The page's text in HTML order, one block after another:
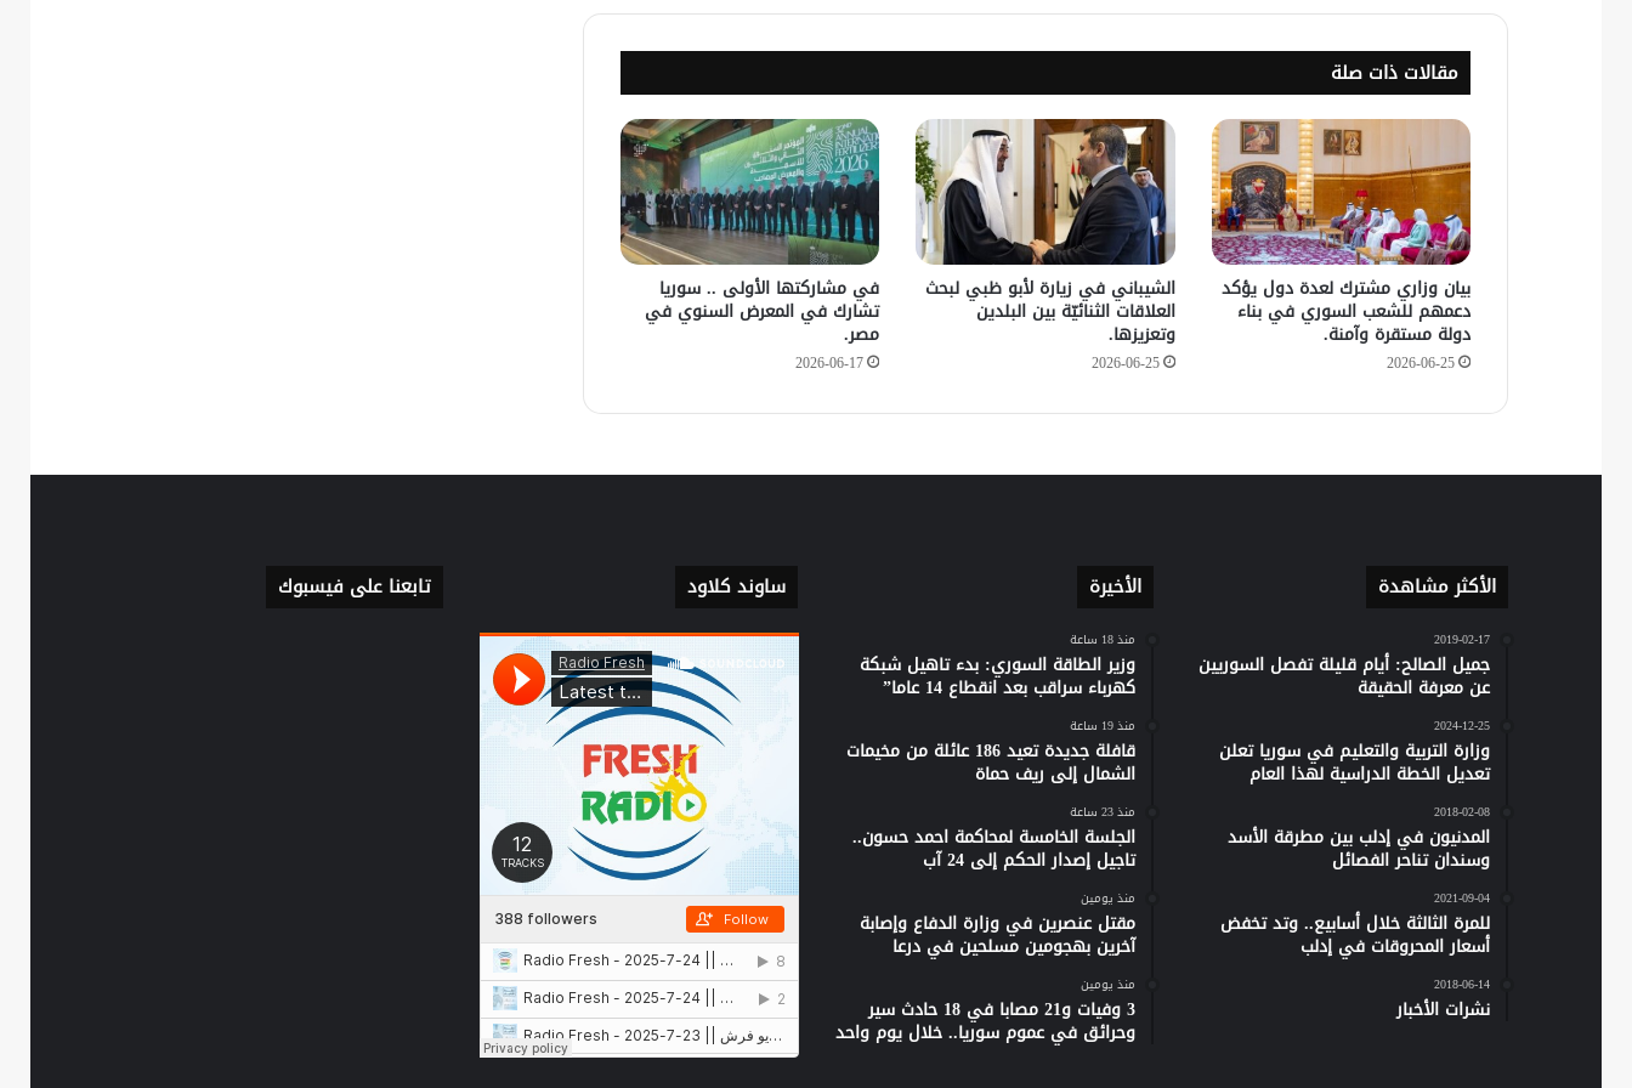
مصدر أمني: التحقيق مستمر في وفاة
سليمان عبد الباقي مدير أمن السويداء
يكشف سبب انفجار مركبة على طريق
دمشق
في زيارته الأولى .. الرئيس الفرنسي
يصل إلى سوريا.
مقالات ذات صلة
بيان وزاري مشترك لعدة دول يؤكد
دعمهم للشعب السوري في بناء
دولة مستقرة وآمنة.
2026-06-25
الشيباني في زيارة لأبو ظبي لبحث
العلاقات الثنائيّة بين البلدين
وتعزيزها.
2026-06-25
في مشاركتها الأولى .. سوريا
تشارك في المعرض السنوي في
مصر.
2026-06-17
الأكثر مشاهدة
2019-02-17
جميل الصالح: أيام قليلة تفصل السوريين
عن معرفة الحقيقة
2024-12-25
وزارة التربية والتعليم في سوريا تعلن
تعديل الخطة الدراسية لهذا العام
2018-02-08
المدنيون في إدلب بين مطرقة الأسد
وسندان تناحر الفصائل
2021-09-04
للمرة الثالثة خلال أسابيع.. وتد تخفض
أسعار المحروقات في إدلب
2018-06-14
نشرات الأخبار
الأخيرة
منذ 18 ساعة
وزير الطاقة السوري: بدء تاهيل شبكة
كهرباء سراقب بعد انقطاع 14 عاما”
منذ 19 ساعة
قافلة جديدة تعيد 186 عائلة من مخيمات
الشمال إلى ريف حماة
منذ 23 ساعة
الجلسة الخامسة لمحاكمة احمد حسون..
تاجيل إصدار الحكم إلى 24 آب
منذ يومين
مقتل عنصرين في وزارة الدفاع وإصابة
آخرين بهجومين مسلحين في درعا
منذ يومين
3 وفيات و21 مصابا في 18 حادث سير
وحرائق في عموم سوريا.. خلال يوم واحد
ساوند كلاود تابعنا على فيسبوك